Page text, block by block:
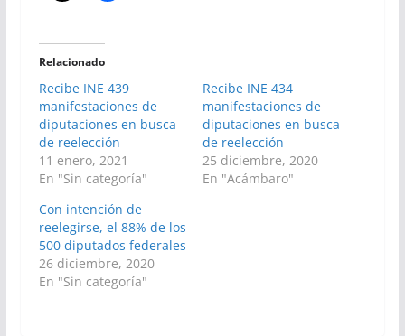
Relacionado
Recibe INE 439
manifestaciones de
diputaciones en busca
de reelección
11 enero, 2021
En "Sin categoría"
Recibe INE 434
manifestaciones de
diputaciones en busca
de reelección
25 diciembre, 2020
En "Acámbaro"
Con intención de
reelegirse, el 88% de los
500 diputados federales
26 diciembre, 2020
En "Sin categoría"